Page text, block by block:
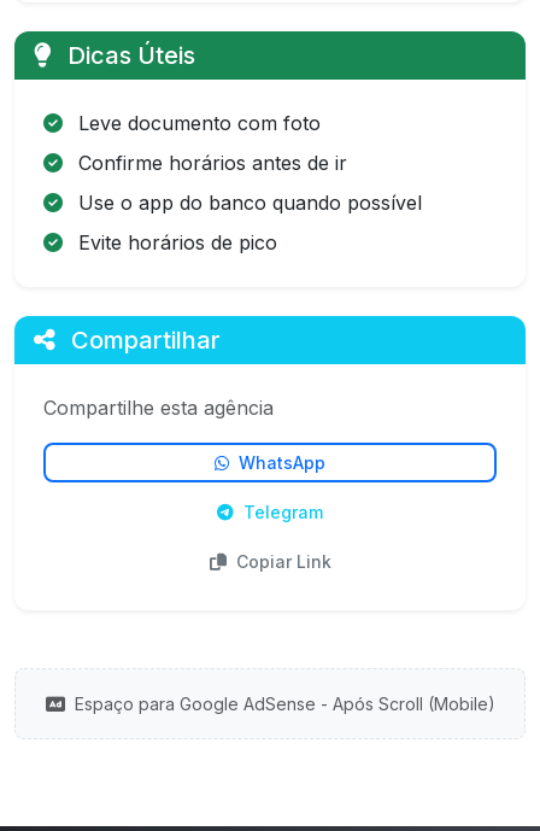
Dicas Úteis
Leve documento com foto
Confirme horários antes de ir
Use o app do banco quando possível
Evite horários de pico
Compartilhar
Compartilhe esta agência
WhatsApp
Telegram
Copiar Link
Espaço para Google AdSense - Após Scroll (Mobile)